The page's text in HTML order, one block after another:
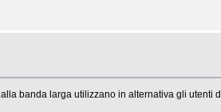
banda larga utilizzano in alternativa gli utenti